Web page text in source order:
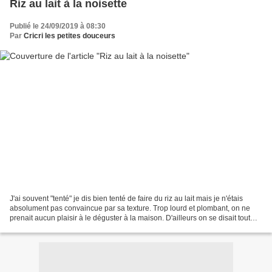
Riz au lait à la noisette
Publié le 24/09/2019 à 08:30
Par Cricri les petites douceurs
J'ai souvent "tenté" je dis bien tenté de faire du riz au lait mais je n'étais
absolument pas convaincue par sa texture. Trop lourd et plombant, on ne
prenait aucun plaisir à le déguster à la maison. D'ailleurs on se disait tout